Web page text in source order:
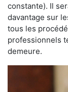
constante). Il
davantage sur
tous les
professionnels
demeure.